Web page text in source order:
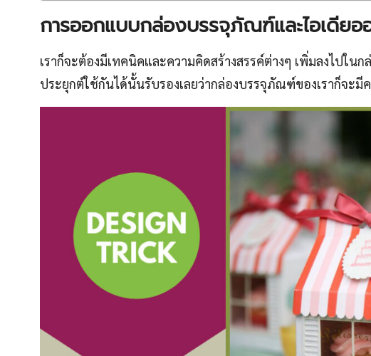
การออกแบบกล่องบรรจุภัณฑ์และไอเดีย
เราก็จะต้องมีเทคนิคและความคิดสร้างสรรค์ต่างๆ เพิ่มลงไปใน
ประยุกต์ใช้กันได้นั้นรับรองเลยว่ากล่องบรรจุภัณฑ์ของเราก็จะมี